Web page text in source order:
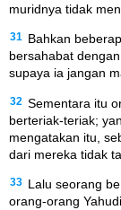
muridnya tidak
31
Bahkan
bersahabat
supaya ia jangan
32 Sementara itu
berteriak-teriak;
mengatakan itu,
dari mereka tidak
33 Lalu seorang
orang-orang